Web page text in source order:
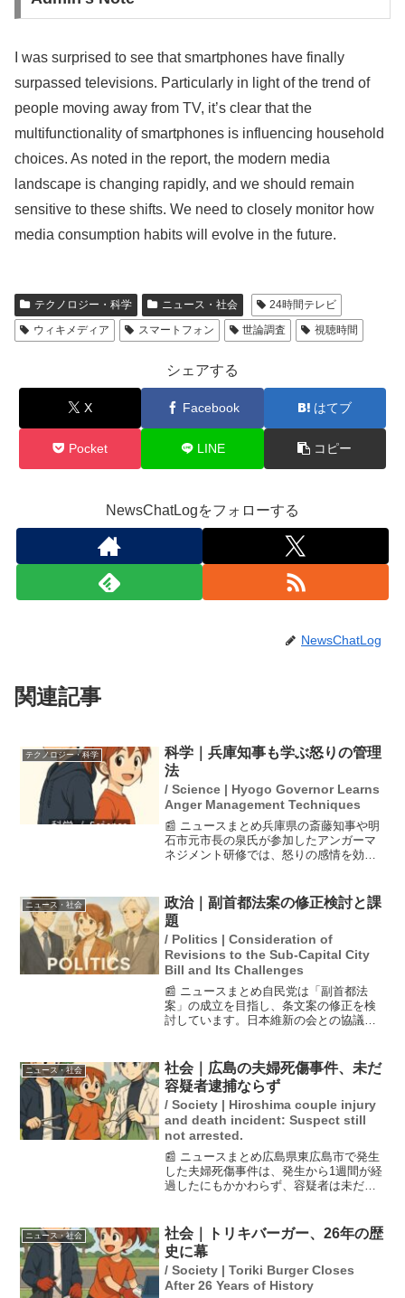
I was surprised to see that smartphones have finally
surpassed televisions. Particularly in light of the trend of
people moving away from TV, it’s clear that the
multifunctionality of smartphones is influencing household
choices. As noted in the report, the modern media
landscape is changing rapidly, and we should remain
sensitive to these shifts. We need to closely monitor how
media consumption habits will evolve in the future.
テクノロジー・科学 ニュース・社会
24時間テレビ
ウィキメディア
スマートフォン 世論調査 視聴時間
シェアする
X Facebook はてブ
Pocket LINE コピー
NewsChatLogをフォローする
NewsChatLog
関連記事
テクノロジー・科学
科学｜兵庫知事も学ぶ怒りの管理
法
/ Science | Hyogo Governor Learns
Anger Management Techniques
📰 ニュースまとめ兵庫県の斎藤知事や明
石市元市長の泉氏が参加したアンガーマ
ネジメント研修では、怒りの感情を効果
怒りの感情に着目し、怒りを適切に扱う
ことで対人関係を改善す...
ニュース・社会
政治｜副首都法案の修正検討と課
題
/ Politics | Consideration of
Revisions to the Sub-Capital City
Bill and Its Challenges
📰 ニュースまとめ自民党は「副首都法
案」の成立を目指し、条文案の修正を検
討しています。日本維新の会との協議を
す。両党は22日に党首会談を行う予定
で、今後の動向が注目され...
ニュース・社会
社会｜広島の夫婦死傷事件、未だ
容疑者逮捕ならず
/ Society | Hiroshima couple injury
and death incident: Suspect still
not arrested.
📰 ニュースまとめ広島県東広島市で発生
した夫婦死傷事件は、発生から1週間が経
過したにもかかわらず、容疑者は未だ逮
からは不安の声が上がっている。事件の
詳細では、夫婦が刃物...
ニュース・社会
社会｜トリキバーガー、26年の歴
史に幕
/ Society | Toriki Burger Closes
After 26 Years of History